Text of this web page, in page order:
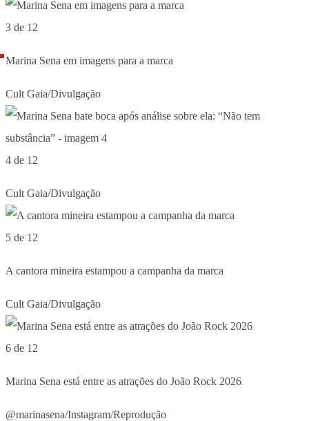
3 de 12
Marina Sena em imagens para a marca
Cult Gaia/Divulgação
4 de 12
Cult Gaia/Divulgação
5 de 12
A cantora mineira estampou a campanha da marca
Cult Gaia/Divulgação
6 de 12
Marina Sena está entre as atrações do João Rock 2026
@marinasena/Instagram/Reprodução